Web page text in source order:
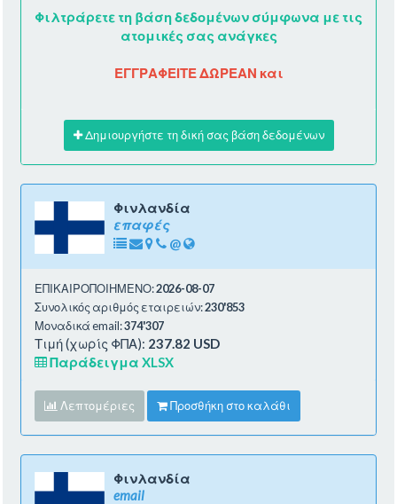
Φιλτράρετε τη βάση δεδομένων σύμφωνα με τις
ατομικές σας ανάγκες
ΕΓΓΡΑΦΕΙΤΕ ΔΩΡΕΑΝ και
Δημιουργήστε τη δική σας βάση δεδομένων
Φινλανδία
επαφές
@
ΕΠΙΚΑΙΡΟΠΟΙΗΜΕΝΟ:2026-08-07
Συνολικός αριθμός εταιρειών:230'853
Μοναδικά email:374'307
Τιμή (χωρίς ΦΠΑ): 237.82 USD
Παράδειγμα XLSX
Λεπτομέριες Προσθήκη στο καλάθι
Φινλανδία
email